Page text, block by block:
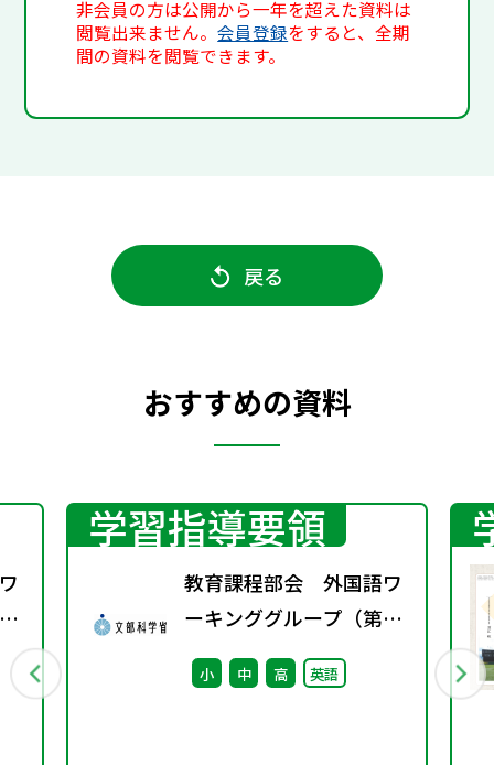
非会員の方は公開から一年を超えた資料は
閲覧出来ません。会員登録をすると、全期
間の資料を閲覧できます。
戻る
おすすめの資料
学習指導要領
教育課程部会 外国語ワ
ーキンググループ（第13
回） 配付資料
小 中 高 英語